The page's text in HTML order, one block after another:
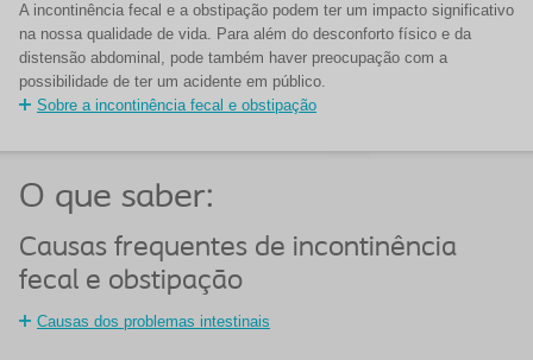
A incontinência fecal e a obstipação podem ter um impacto significativo
na nossa qualidade de vida. Para além do desconforto físico e da
distensão abdominal, pode também haver preocupação com a
possibilidade de ter um acidente em público.
Sobre a incontinência fecal e obstipação
O que saber:
Causas frequentes de incontinência
fecal e obstipação
Causas dos problemas intestinais